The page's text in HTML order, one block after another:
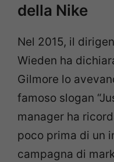
della Nike
Nel 2015, il
Wieden ha
Gilmore lo
famoso slogan
manager ha
poco prima di un
campagna di